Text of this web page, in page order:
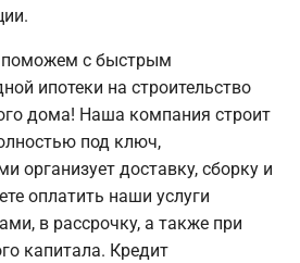
поможем с быстрым
ипотеки на строительство
дома! Наша компания строит
под ключ,
организует доставку, сборку и
оплатить наши услуги
в рассрочку, а также при
капитала. Кредит